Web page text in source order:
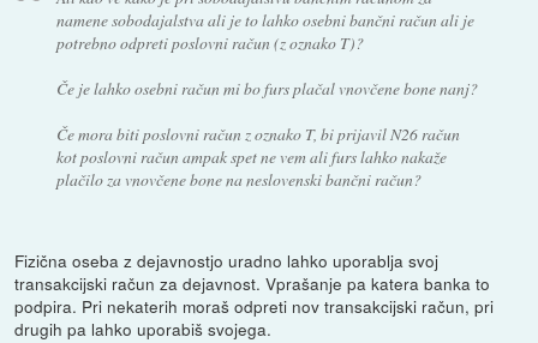
namene sobodajalstva ali je to lahko osebni bančni račun ali je
potrebno odpreti poslovni račun (z oznako T)?
Če je lahko osebni račun mi bo furs plačal vnovčene bone nanj?
Če mora biti poslovni račun z oznako T, bi prijavil N26 račun
kot poslovni račun ampak spet ne vem ali furs lahko nakaže
plačilo za vnovčene bone na neslovenski bančni račun?
Fizična oseba z dejavnostjo uradno lahko uporablja svoj
transakcijski račun za dejavnost. Vprašanje pa katera banka to
podpira. Pri nekaterih moraš odpreti nov transakcijski račun, pri
drugih pa lahko uporabiš svojega.